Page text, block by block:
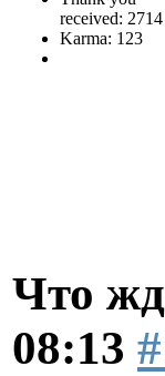
received: 2714
Karma: 123
Что
08:13